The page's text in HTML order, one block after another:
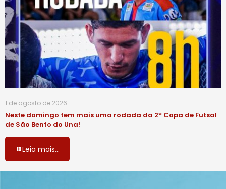
1 de agosto de 2026
Neste domingo tem mais uma rodada da 2ª Copa de Futsal
de São Bento do Una!
Leia mais...